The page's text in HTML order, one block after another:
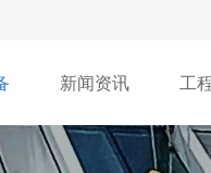
新闻资讯 工